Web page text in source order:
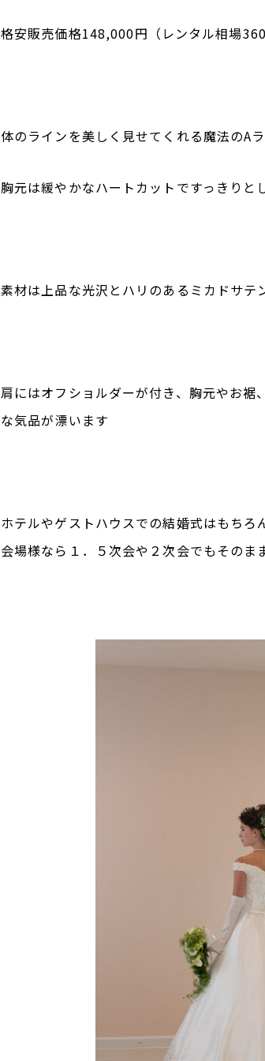
格安販売価格148,000円（レンタル相場
体のラインを美しく見せてくれる魔法のAラ
胸元は緩やかなハートカットですっきりと
素材は上品な光沢とハリのあるミカドサテ
肩にはオフショルダーが付き、胸元やお裾
な気品が漂います
ホテルやゲストハウスでの結婚式はもち
会場様なら１．５次会や２次会でもそのま